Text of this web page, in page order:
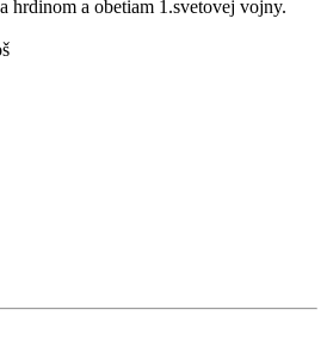
hrdinom a obetiam 1.svetovej vojny.